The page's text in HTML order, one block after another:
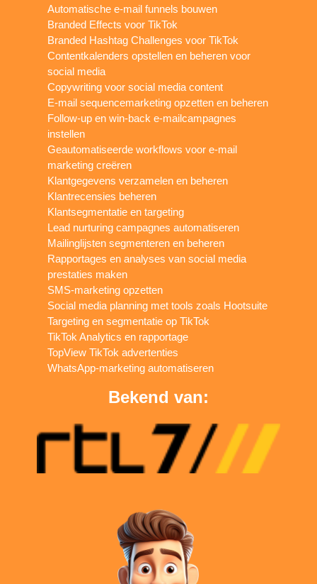
Automatische e-mail funnels bouwen
Branded Effects voor TikTok
Branded Hashtag Challenges voor TikTok
Contentkalenders opstellen en beheren voor
social media
Copywriting voor social media content
E-mail sequencemarketing opzetten en beheren
Follow-up en win-back e-mailcampagnes
instellen
Geautomatiseerde workflows voor e-mail
marketing creëren
Klantgegevens verzamelen en beheren
Klantrecensies beheren
Klantsegmentatie en targeting
Lead nurturing campagnes automatiseren
Mailinglijsten segmenteren en beheren
Rapportages en analyses van social media
prestaties maken
SMS-marketing opzetten
Social media planning met tools zoals Hootsuite
Targeting en segmentatie op TikTok
TikTok Analytics en rapportage
TopView TikTok advertenties
WhatsApp-marketing automatiseren
Bekend van: